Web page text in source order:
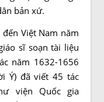
bản xứ.
đến Việt Nam năm
sĩ soạn tài liệu
năm 1632-1656
Ý) đã viết 45 tác
viện Quốc gia